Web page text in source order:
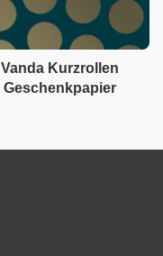
Vanda Kurzrollen
Geschenkpapier